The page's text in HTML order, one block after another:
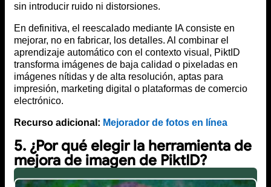
sin introducir ruido ni distorsiones.
En definitiva, el reescalado mediante IA consiste en
mejorar, no en fabricar, los detalles. Al combinar el
aprendizaje automático con el contexto visual, PiktID
transforma imágenes de baja calidad o pixeladas en
imágenes nítidas y de alta resolución, aptas para
impresión, marketing digital o plataformas de comercio
electrónico.
Recurso adicional: Mejorador de fotos en línea
5. ¿Por qué elegir la herramienta de
mejora de imagen de PiktID?